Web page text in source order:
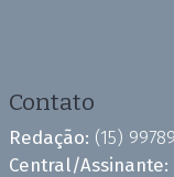
Contato
Redação: (15)
Central/Assinante: